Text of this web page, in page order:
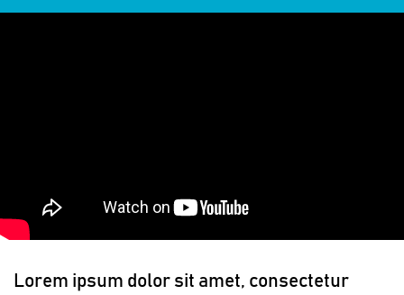
Lorem ipsum dolor sit amet, consectetur